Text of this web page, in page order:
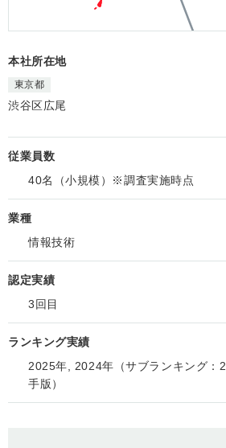
本社所在地
東京都
渋谷区広尾
従業員数
40名（小規模）※調査実施時点
業種
情報技術
認定実績
3回目
ランキング実績
2025年, 2024年（サブランキング：
手版）